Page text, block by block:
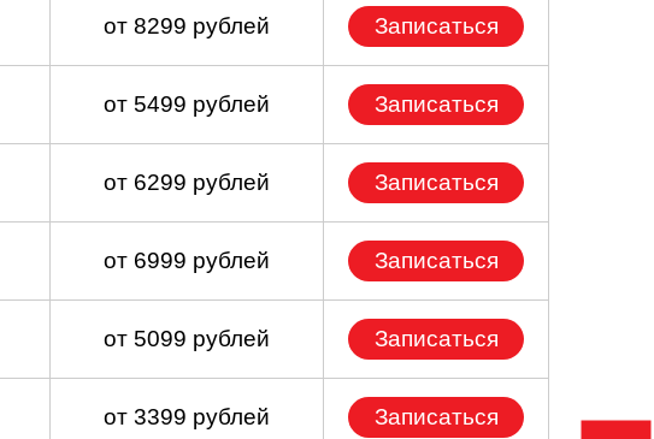
от 8299 рублей Записаться
от 5499 рублей Записаться
от 6299 рублей Записаться
от 6999 рублей Записаться
от 5099 рублей Записаться
от 3399 рублей Записаться